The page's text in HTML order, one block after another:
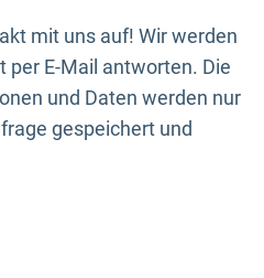
mit uns auf! Wir werden
E-Mail antworten. Die
und Daten werden nur
gespeichert und